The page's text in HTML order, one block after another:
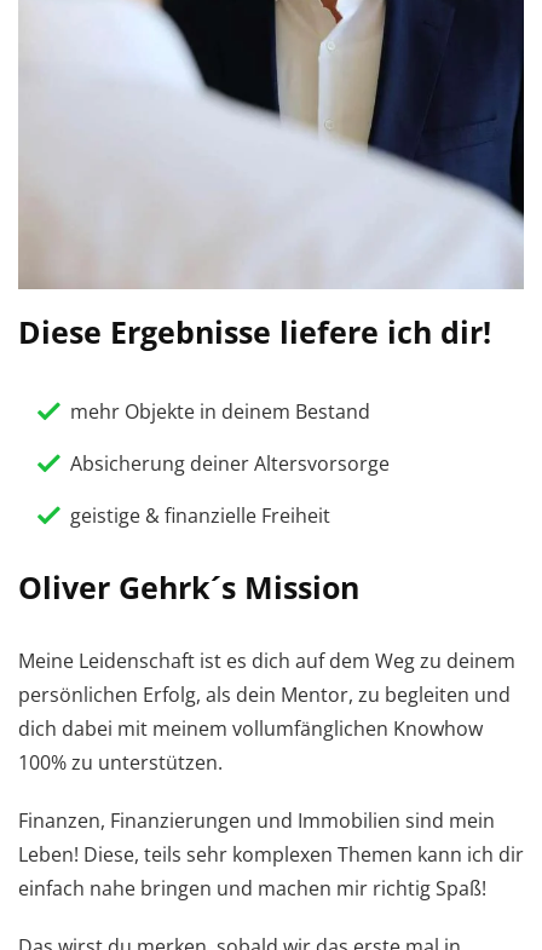
Diese Ergebnisse liefere ich dir!
mehr Objekte in deinem Bestand
Absicherung deiner Altersvorsorge
geistige & finanzielle Freiheit
Oliver Gehrk´s Mission
Meine Leidenschaft ist es dich auf dem Weg zu deinem
persönlichen Erfolg, als dein Mentor, zu begleiten und
dich dabei mit meinem vollumfänglichen Knowhow
100% zu unterstützen.
Finanzen, Finanzierungen und Immobilien sind mein
Leben! Diese, teils sehr komplexen Themen kann ich dir
einfach nahe bringen und machen mir richtig Spaß!